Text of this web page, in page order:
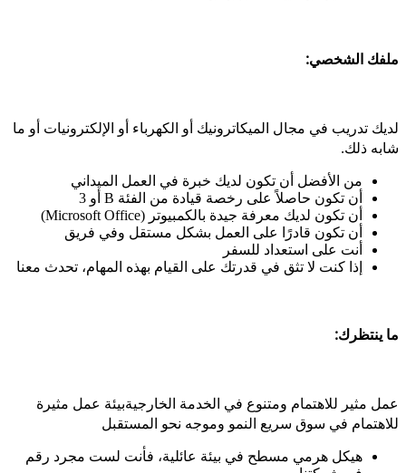
ملفك الشخصي:
لديك تدريب في مجال الميكاترونيك أو الكهرباء أو الإلكترونيات أو ما
شابه ذلك.
من الأفضل أن تكون لديك خبرة في العمل الميداني
أن تكون حاصلاً على رخصة قيادة من الفئة B أو 3
أن تكون لديك معرفة جيدة بالكمبيوتر (Microsoft Office)
أن تكون قادرًا على العمل بشكل مستقل وفي فريق
أنت على استعداد للسفر
إذا كنت لا تثق في قدرتك على القيام بهذه المهام، تحدث معنا
ما ينتظرك:
عمل مثير للاهتمام ومتنوع في الخدمة الخارجيةبيئة عمل مثيرة
للاهتمام في سوق سريع النمو وموجه نحو المستقبل
هيكل هرمي مسطح في بيئة عائلية، فأنت لست مجرد رقم